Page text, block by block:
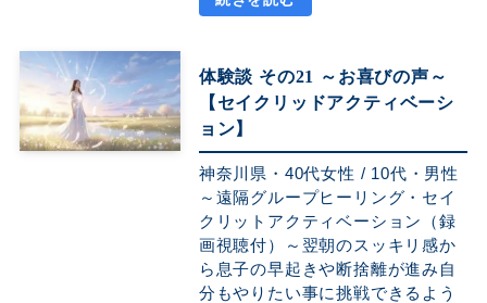
体験談 その21 ～お喜びの声～
【セイクリッドアクティベーシ
ョン】
神奈川県・40代女性 / 10代・男性
～遠隔グループヒーリング・セイ
クリットアクティベーション（録
画視聴付）～翌朝のスッキリ感か
ら息子の早起きや断捨離が進み自
分もやりたい事に挑戦できるよう